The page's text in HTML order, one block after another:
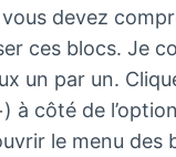
devez
ces blocs. Je
un par un.
à côté de
le menu des